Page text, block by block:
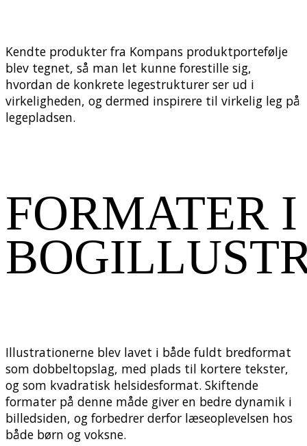
Kendte produkter fra Kompans produktportefølje
blev tegnet, så man let kunne forestille sig,
hvordan de konkrete legestrukturer ser ud i
virkeligheden, og dermed inspirere til virkelig leg på
legepladsen.
FORMATER I
Illustrationerne blev lavet i både fuldt bredformat
som dobbeltopslag, med plads til kortere tekster,
og som kvadratisk helsidesformat. Skiftende
formater på denne måde giver en bedre dynamik i
billedsiden, og forbedrer derfor læseoplevelsen hos
både børn og voksne.